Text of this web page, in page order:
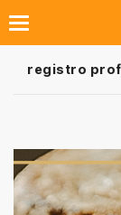
registro